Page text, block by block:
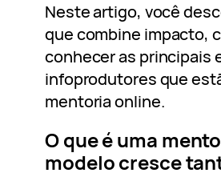
Neste artigo, você
que combine impacto,
conhecer as principais
infoprodutores que
mentoria online.
O que é uma
modelo cresce